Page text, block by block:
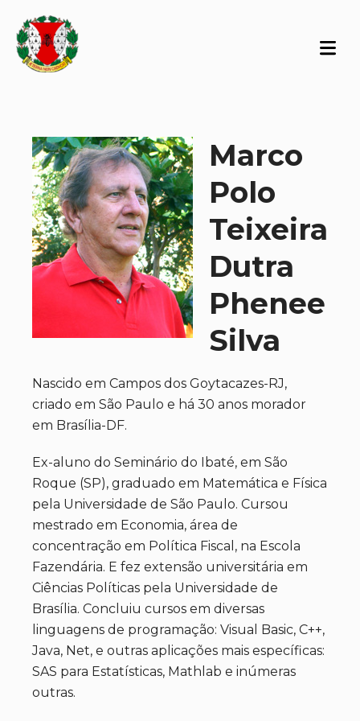
Marco
Polo
Teixeira
Dutra
Phenee
Silva
Nascido em Campos dos Goytacazes-RJ,
criado em São Paulo e há 30 anos morador
em Brasília-DF.
Ex-aluno do Seminário do Ibaté, em São
Roque (SP), graduado em Matemática e Física
pela Universidade de São Paulo. Cursou
mestrado em Economia, área de
concentração em Política Fiscal, na Escola
Fazendária. E fez extensão universitária em
Ciências Políticas pela Universidade de
Brasília. Concluiu cursos em diversas
linguagens de programação: Visual Basic, C++,
Java, Net, e outras aplicações mais específicas:
SAS para Estatísticas, Mathlab e inúmeras
outras.